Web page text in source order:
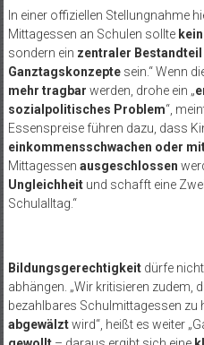
In einer offiziellen Stellungnahme
Mittagessen an Schulen sollte
sondern ein zentraler
Ganztagskonzeptesein.“ Wenn
mehr tragbar werden, drohe ein „
sozialpolitisches Problem“,
Essenspreise führen dazu, dass
einkommensschwachen oder
Mittagessen ausgeschlossen
Ungleichheitund schafft eine
Schulalltag.“
Bildungsgerechtigkeitdürfe nicht
abhängen. „Wir kritisieren zudem,
bezahlbares Schulmittagessen zu
abgewälztwird“, heißt es weiter